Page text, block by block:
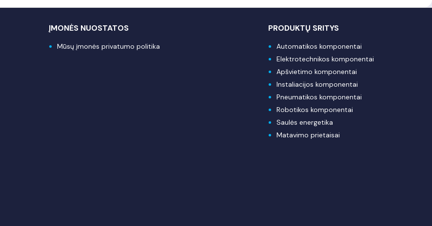
ĮMONĖS NUOSTATOS
Mūsų įmonės privatumo politika
PRODUKTŲ SRITYS
Automatikos komponentai
Elektrotechnikos komponentai
Apšvietimo komponentai
Instaliacijos komponentai
Pneumatikos komponentai
Robotikos komponentai
Saulės energetika
Matavimo prietaisai